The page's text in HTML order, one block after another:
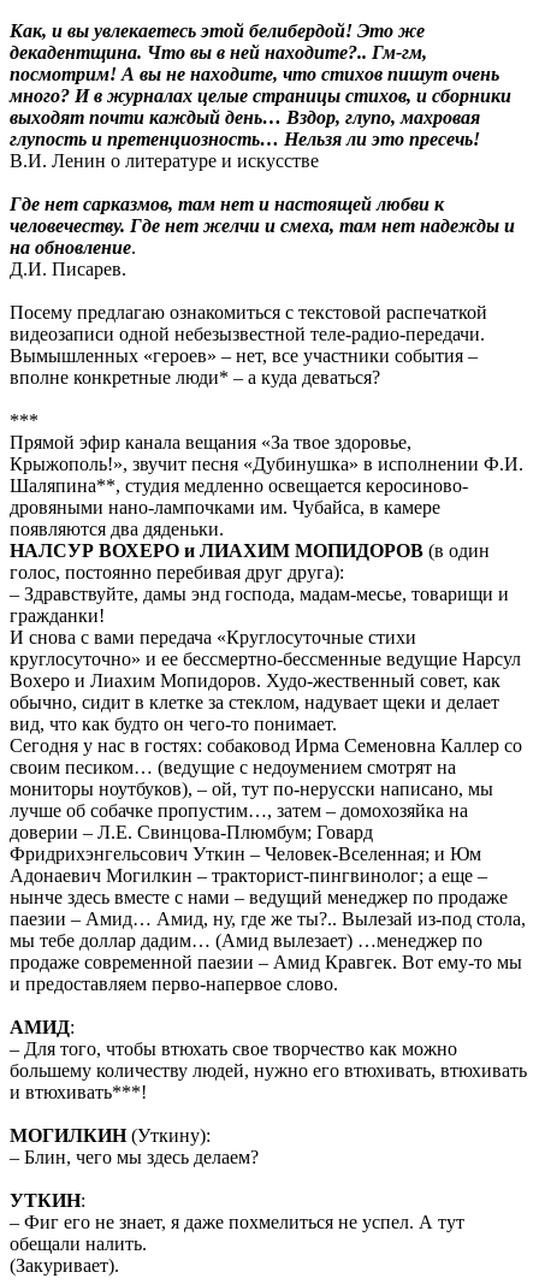
Как, и вы увлекаетесь этой белибердой! Это же
декадентщина. Что вы в ней находите?.. Гм-гм,
посмотрим! А вы не находите, что стихов пишут очень
много? И в журналах целые страницы стихов, и сборники
выходят почти каждый день… Вздор, глупо, махровая
глупость и претенциозность… Нельзя ли это пресечь!
В.И. Ленин о литературе и искусстве
Где нет сарказмов, там нет и настоящей любви к
человечеству. Где нет желчи и смеха, там нет надежды и
на обновление.
Д.И. Писарев.
Посему предлагаю ознакомиться с текстовой распечаткой
видеозаписи одной небезызвестной теле-радио-передачи.
Вымышленных «героев» – нет, все участники события –
вполне конкретные люди* – а куда деваться?
***
Прямой эфир канала вещания «За твое здоровье,
Крыжополь!», звучит песня «Дубинушка» в исполнении Ф.И.
Шаляпина**, студия медленно освещается керосиново-
дровяными нано-лампочками им. Чубайса, в камере
появляются два дяденьки.
НАЛСУР ВОХЕРО и ЛИАХИМ МОПИДОРОВ (в один
голос, постоянно перебивая друг друга):
– Здравствуйте, дамы энд господа, мадам-месье, товарищи и
гражданки!
И снова с вами передача «Круглосуточные стихи
круглосуточно» и ее бессмертно-бессменные ведущие Нарсул
Вохеро и Лиахим Мопидоров. Худо-жественный совет, как
обычно, сидит в клетке за стеклом, надувает щеки и делает
вид, что как будто он чего-то понимает.
Сегодня у нас в гостях: собаковод Ирма Семеновна Каллер со
своим песиком… (ведущие с недоумением смотрят на
мониторы ноутбуков), – ой, тут по-нерусски написано, мы
лучше об собачке пропустим…, затем – домохозяйка на
доверии – Л.Е. Свинцова-Плюмбум; Говард
Фридрихэнгельсович Уткин – Человек-Вселенная; и Юм
Адонаевич Могилкин – тракторист-пингвинолог; а еще –
нынче здесь вместе с нами – ведущий менеджер по продаже
паезии – Амид… Амид, ну, где же ты?.. Вылезай из-под стола,
мы тебе доллар дадим… (Амид вылезает) …менеджер по
продаже современной паезии – Амид Кравгек. Вот ему-то мы
и предоставляем перво-напервое слово.
АМИД:
– Для того, чтобы втюхать свое творчество как можно
большему количеству людей, нужно его втюхивать, втюхивать
и втюхивать***!
МОГИЛКИН(Уткину):
– Блин, чего мы здесь делаем?
УТКИН:
– Фиг его не знает, я даже похмелиться не успел. А тут
обещали налить.
(Закуривает).